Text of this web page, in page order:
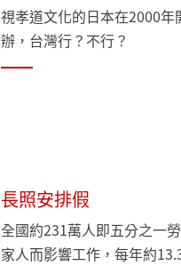
視孝道文化的日本在2000
辦，台灣行？不行？
長照安排假
全國約231萬人即五分之一
家人而影響工作，每年約